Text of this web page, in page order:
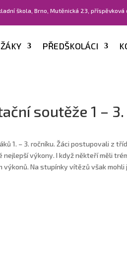
škola, Brno, Mutěnická 23, příspěvková
PŘEDŠKOLÁCI
soutěže 1 –
1. – 3. ročníku. Žáci postupovali z
výkony. I když někteří měli
výkonů. Na stupínky vítězů však